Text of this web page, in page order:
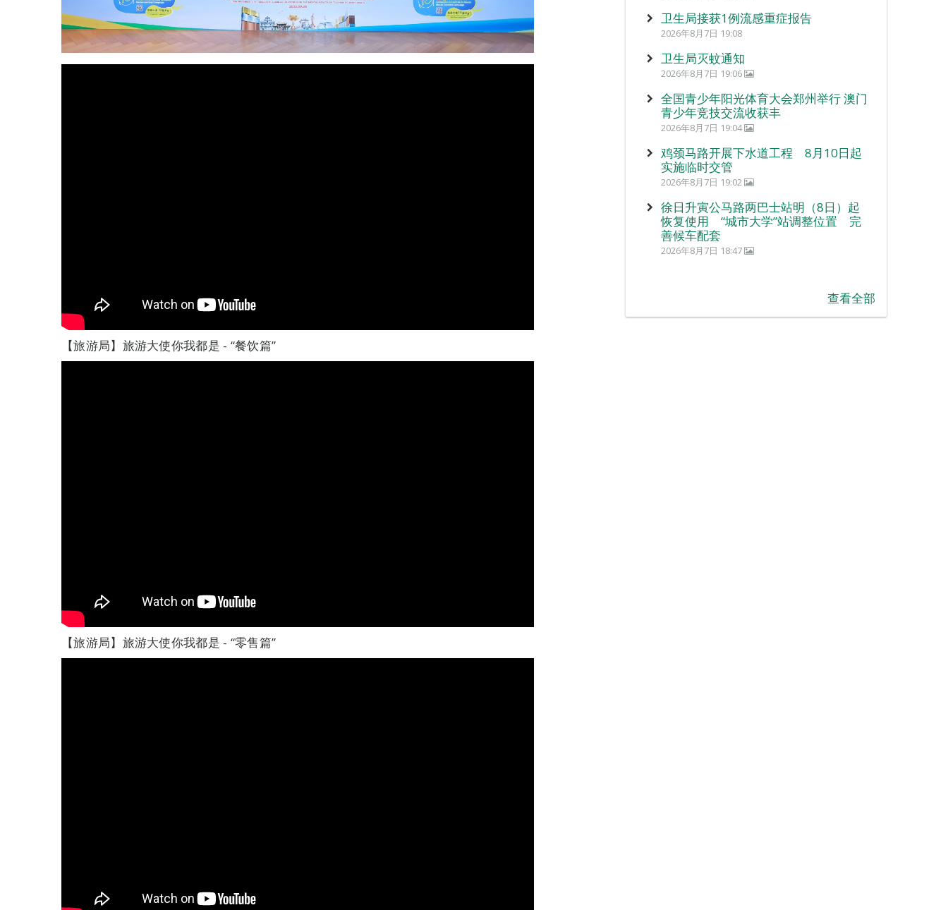
【旅游局】旅游大使你我都是 - “餐饮篇”
【旅游局】旅游大使你我都是 - “零售篇”
卫生局接获1例流感重症报告
2026年8月7日 19:08
卫生局灭蚊通知
2026年8月7日 19:06
全国青少年阳光体育大会郑州举行 澳门
青少年竞技交流收获丰
2026年8月7日 19:04
鸡颈马路开展下水道工程 8月10日起
实施临时交管
2026年8月7日 19:02
徐日升寅公马路两巴士站明（8日）起
恢复使用 “城市大学”站调整位置 完
善候车配套
2026年8月7日 18:47
查看全部